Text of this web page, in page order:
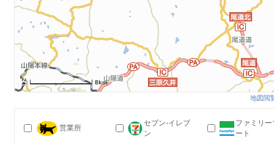
8km
地図閲
営業所
セブン-イレブ
ン
ファミリー
ート